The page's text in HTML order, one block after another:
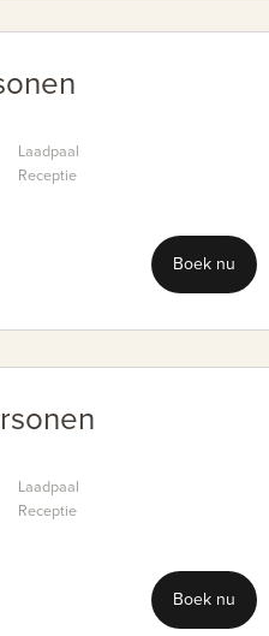
Laadpaal
Receptie
Boek nu
Laadpaal
Receptie
Boek nu